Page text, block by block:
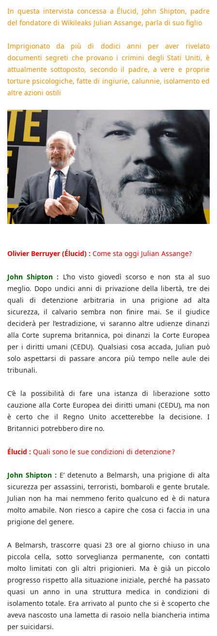
In questa intervista concessa a Élucid, John Shipton, padre
del fondatore di Wikileaks Julian Assange, parla di suo figlio
Imprigionato da più di dodici anni per aver rivelato
documenti segreti che provano i crimini degli Stati Uniti, è
attualmente sottoposto, secondo il padre, a vere e proprie
torture psicologiche, fatte di ingiurie, calunnie, isolamento ed
altre azioni ostili
Olivier Berruyer (Élucid) : Come sta oggi Julian Assange?
John Shipton : L’ho visto giovedì scorso e non sta al suo
meglio. Dopo undici anni di privazione della libertà, tre dei
quali di detenzione arbitraria in una prigione ad alta
sicurezza, il calvario sembra non finire mai. Se il giudice
deciderà per l’estradizione, vi saranno altre udienze dinanzi
alla Corte suprema britannica, poi dinanzi la Corte Europea
per i diritti umani (CEDU). Qualsiasi cosa accada, Julian può
solo aspettarsi di passare ancora più tempo nelle aule dei
tribunali.
C’è la possibilità di fare una istanza di liberazione sotto
cauzione alla Corte Europea dei diritti umani (CEDU), ma non
è certo che il Regno Unito accetterebbe la decisione. I
Britannici potrebbero dire no.
Élucid : Quali sono le sue condizioni di detenzione ?
John Shipton : E’ detenuto a Belmarsh, una prigione di alta
sicurezza per assassini, terroristi, bombaroli e gente brutale.
Julian non ha mai nemmeno ferito qualcuno ed è di natura
molto amabile. Non riesco a capire che cosa ci faccia in una
prigione del genere.
A Belmarsh, trascorre quasi 23 ore al giorno chiuso in una
piccola cella, sotto sorveglianza permanente, con contatti
molto limitati con gli altri prigionieri. Ma è già un piccolo
progresso rispetto alla situazione iniziale, perché ha passato
quasi un anno in una struttura medica in condizioni di
isolamento totale. Era arrivato al punto che si è scoperto che
aveva nascosto una lametta di rasoio nella biancheria intima
per suicidarsi.